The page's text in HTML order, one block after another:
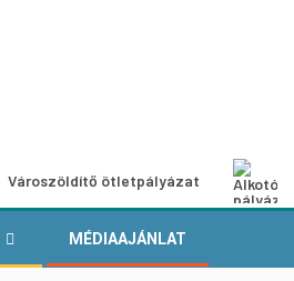
Városzöldítő ötletpályázat
MÉDIAAJÁNLAT